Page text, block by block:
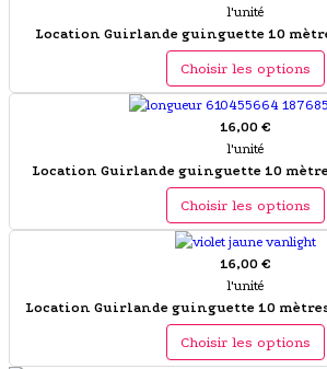
l'unité
Location Guirlande guinguette 10
Choisir les options
16,00 €
l'unité
Location Guirlande guinguette 10 mètres
Choisir les options
16,00 €
l'unité
Location Guirlande guinguette 10 mètres
Choisir les options